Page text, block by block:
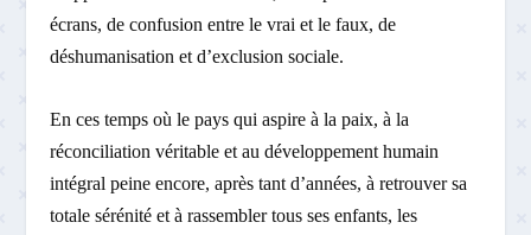
écrans, de confusion entre le vrai et le faux, de
déshumanisation et d’exclusion sociale.
En ces temps où le pays qui aspire à la paix, à la
réconciliation véritable et au développement humain
intégral peine encore, après tant d’années, à retrouver sa
totale sérénité et à rassembler tous ses enfants, les